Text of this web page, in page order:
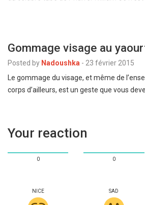
Gommage visage au
Posted by Nadoushka - 23 février 2015
Le gommage du visage, et même de
corps d’ailleurs, est un geste que vous
Your reaction
0
NICE
0
SAD